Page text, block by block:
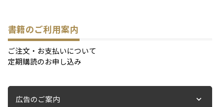
書籍のご利用案内
ご注文・お支払いについて
定期購読のお申し込み
広告のご案内